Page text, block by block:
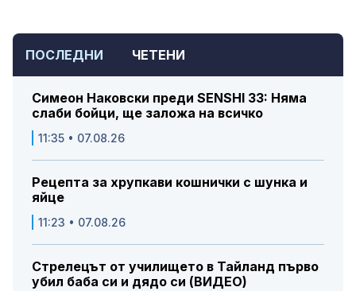
ПОСЛЕДНИ ЧЕТЕНИ
Симеон Наковски преди SENSHI 33: Няма
слаби бойци, ще заложа на всичко
11:35 • 07.08.26
Рецепта за хрупкави кошнички с шунка и
яйце
11:23 • 07.08.26
Стрелецът от училището в Тайланд първо
убил баба си и дядо си (ВИДЕО)